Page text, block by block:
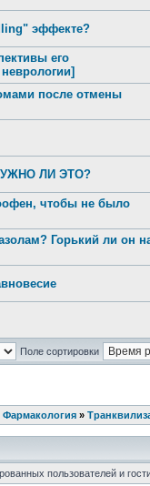
эффекте?
его
после отмены
ЛИ ЭТО?
чтобы не было
Горький ли он
Поле сортировки
Фармакология»
пользователей и